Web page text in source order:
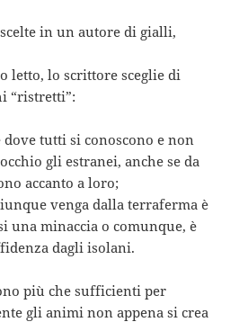
in un autore di gialli,
letto, lo scrittore sceglie di
“ristretti”:
dove tutti si conoscono e non
gli estranei, anche se da
accanto a loro;
venga dalla terraferma è
una minaccia o comunque, è
dagli isolani.
più che sufficienti per
gli animi non appena si crea